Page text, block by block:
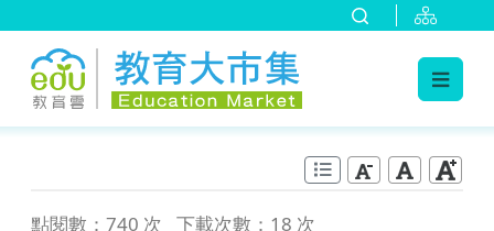
點閱數：740 次 下載次數：18 次